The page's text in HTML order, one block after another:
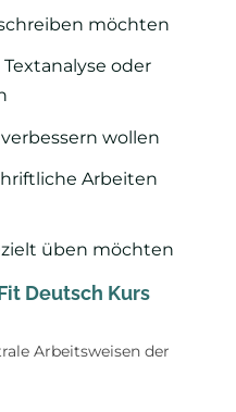
möchten
oder
wollen
Arbeiten
üben möchten
Deutsch Kurs
Arbeitsweisen der